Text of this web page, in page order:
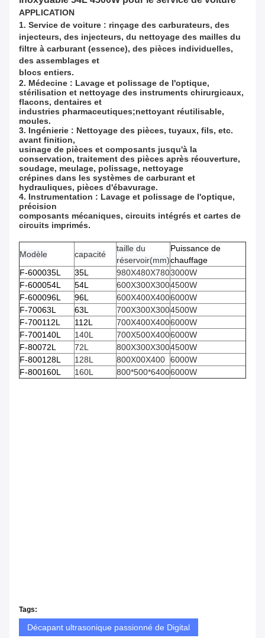
APPLICATION
1. Service de voiture : rinçage des carburateurs, des
injecteurs, des injecteurs, du nettoyage des mailles du
filtre à carburant (essence), des pièces individuelles,
des assemblages et
blocs entiers.
2. Médecine : Lavage et polissage de l'optique,
stérilisation et nettoyage des instruments chirurgicaux,
flacons, dentaires et
industries pharmaceutiques;nettoyant réutilisable,
moules.
3. Ingénierie : Nettoyage des pièces, tuyaux, fils, etc.
avant finition,
usinage de pièces et composants jusqu'à la
conservation, traitement des pièces après réouverture,
soudage, meulage, polissage, nettoyage
crépines dans les systèmes de carburant et
hydrauliques, pièces d'ébavurage.
4. Instrumentation : Lavage et polissage de l'optique,
précision
composants mécaniques, circuits intégrés et cartes de
circuits imprimés.
Modèle capacité
taille du
réservoir(mm)
Puissance de
chauffage
F-600035L
35L 980X480X7803000W
F-600054L
54L 600X300X3004500W
F-600096L
96L 600X400X4006000W
F-70063L
63L 700X300X3004500W
F-700112L
112L 700X400X4006000W
F-700140L
140L 700X500X4006000W
F-80072L
72L 800X300X3004500W
F-800128L
128L 800X00X400 6000W
F-800160L
160L 800*500*64006000W
Tags:
Décapant ultrasonique passionné de Digital